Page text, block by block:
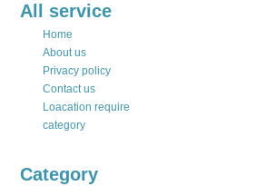
All service
Home
About us
Privacy policy
Contact us
Loacation require
category
Category